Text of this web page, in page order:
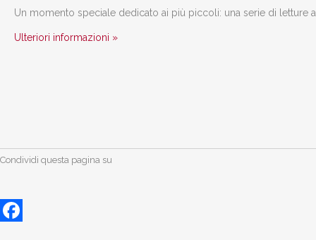
Un momento speciale dedicato ai più piccoli: una serie di letture
Ulteriori informazioni »
Condividi questa pagina su